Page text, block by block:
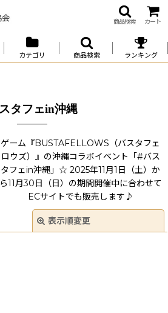
商品検索 カート
カテゴリ 商品検索 ランキング
タフェin沖縄
ゲーム『BUSTAFELLOWS（バスタフェ
ロウズ）』の沖縄コラボイベント「#バス
タフェin沖縄」☆ 2025年11月1日（土）か
ら11月30日（日）の期間開催中に合わせて
ECサイトでも販売します♪
表示順変更